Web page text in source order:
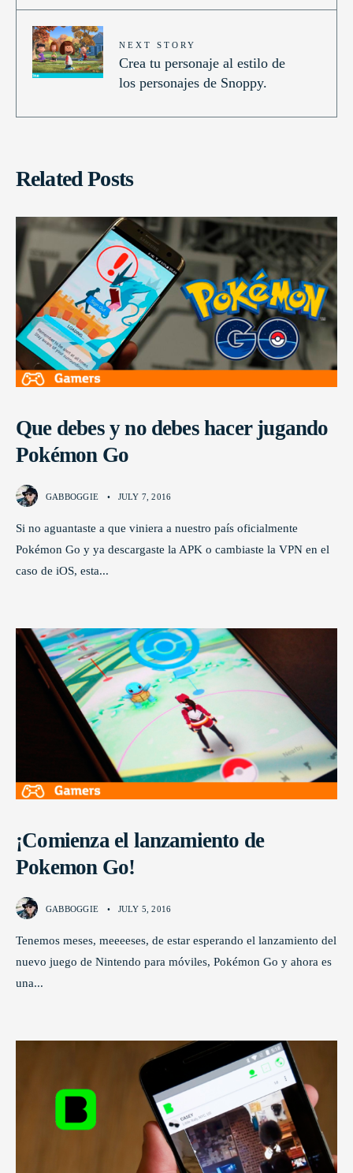
NEXT STORY
Crea tu personaje al estilo de
los personajes de Snoppy.
Related Posts
Que debes y no debes hacer jugando
Pokémon Go
GABBOGGIE • JULY 7, 2016
Si no aguantaste a que viniera a nuestro país oficialmente
Pokémon Go y ya descargaste la APK o cambiaste la VPN en el
caso de iOS, esta...
¡Comienza el lanzamiento de
Pokemon Go!
GABBOGGIE • JULY 5, 2016
Tenemos meses, meeeeses, de estar esperando el lanzamiento del
nuevo juego de Nintendo para móviles, Pokémon Go y ahora es
una...